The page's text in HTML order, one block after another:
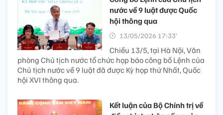
nước về 9 luật được Quốc
hội thông qua
13/05/2026 17:33’
Chiều 13/5, tại Hà Nội, Văn
phòng Chủ tịch nước tổ chức họp báo công bố Lệnh của
Chủ tịch nước về 9 luật đã được Kỳ họp thứ Nhất, Quốc
hội XVI thông qua.
Kết luận của Bộ Chính trị về